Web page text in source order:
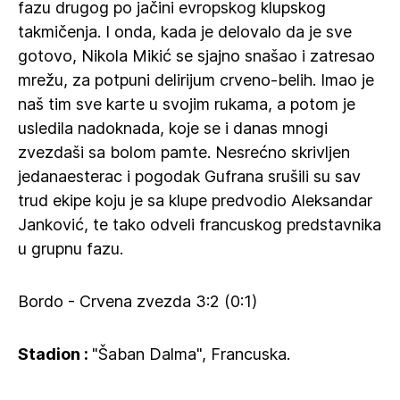
fazu drugog po jačini evropskog klupskog
takmičenja. I onda, kada je delovalo da je sve
gotovo, Nikola Mikić se sjajno snašao i zatresao
mrežu, za potpuni delirijum crveno-belih. Imao je
naš tim sve karte u svojim rukama, a potom je
usledila nadoknada, koje se i danas mnogi
zvezdaši sa bolom pamte. Nesrećno skrivljen
jedanaesterac i pogodak Gufrana srušili su sav
trud ekipe koju je sa klupe predvodio Aleksandar
Janković, te tako odveli francuskog predstavnika
u grupnu fazu.
Bordo - Crvena zvezda 3:2 (0:1)
Stadion : "Šaban Dalma", Francuska.